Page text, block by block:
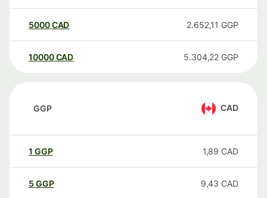
5000CAD 2.652,11 GGP
10000 CAD 5.304,22 GGP
GGP CAD
1 GGP 1,89 CAD
5 GGP 9,43 CAD